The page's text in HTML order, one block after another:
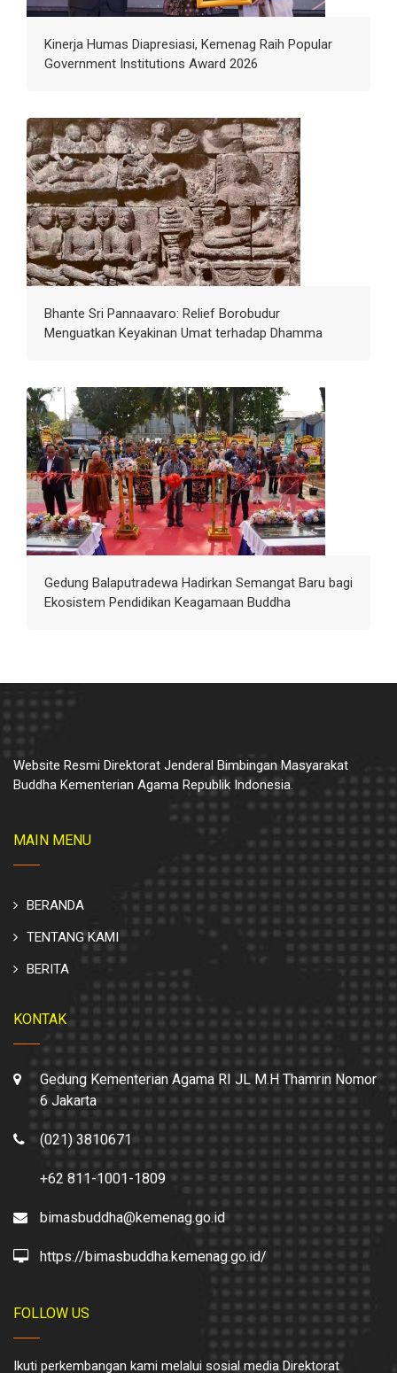
Kinerja Humas Diapresiasi, Kemenag Raih Popular
Government Institutions Award 2026
Bhante Sri Pannaavaro: Relief Borobudur
Menguatkan Keyakinan Umat terhadap Dhamma
Gedung Balaputradewa Hadirkan Semangat Baru bagi
Ekosistem Pendidikan Keagamaan Buddha
Website Resmi Direktorat Jenderal Bimbingan Masyarakat
Buddha Kementerian Agama Republik Indonesia.
MAIN MENU
BERANDA
TENTANG KAMI
BERITA
KONTAK
Gedung Kementerian Agama RI JL M.H Thamrin Nomor
6 Jakarta
(021) 3810671
+62 811-1001-1809
bimasbuddha@kemenag.go.id
https://bimasbuddha.kemenag.go.id/
FOLLOW US
Ikuti perkembangan kami melalui sosial media Direktorat